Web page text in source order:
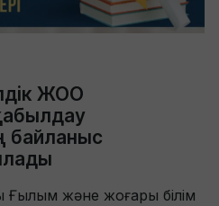
ЖОО
байланыс
Ғылым және жоғары білім